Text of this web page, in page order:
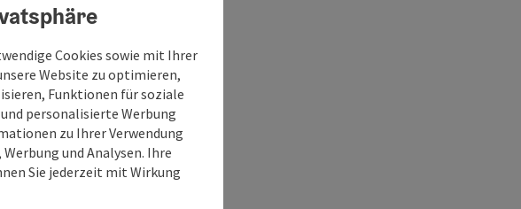
Cookies sowie mit Ihrer
Website zu optimieren,
Funktionen für soziale
personalisierte Werbung
zu Ihrer Verwendung
und Analysen. Ihre
Sie jederzeit mit Wirkung